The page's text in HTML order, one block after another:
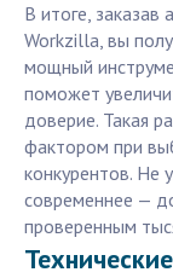
В итоге, заказав
Workzilla, вы
мощный
поможет
доверие. Такая
фактором при
конкурентов. Не
современнее —
проверенным